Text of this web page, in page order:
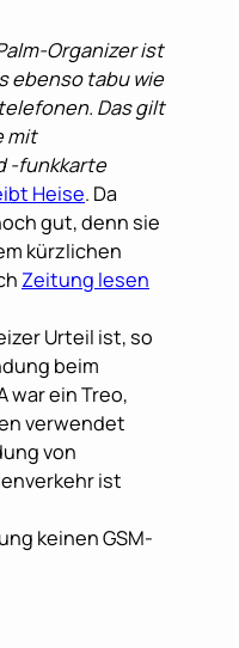
Organizer ist
ebenso tabu wie
Das gilt
mit
-funkkarte
Heise. Da
gut, denn sie
kürzlichen
Zeitung lesen
Urteil ist, so
beim
war ein Treo,
verwendet
von
ist
keinen GSM-